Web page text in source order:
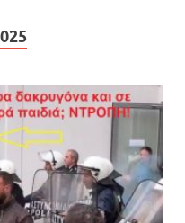
Π.Ε.